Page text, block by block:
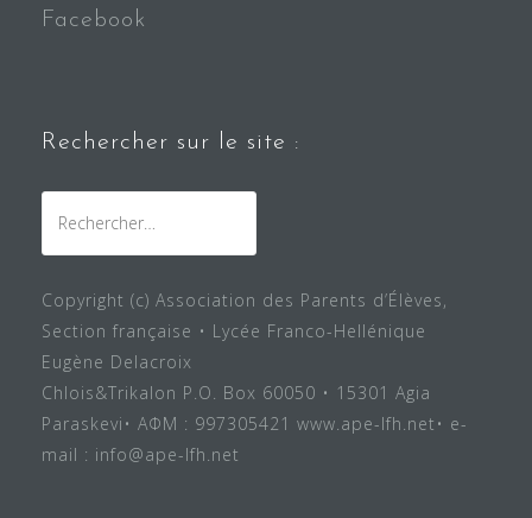
Facebook
Rechercher sur le site :
Copyright (c) Association des Parents d’Élèves,
Section française • Lycée Franco-Hellénique
Eugène Delacroix
Chlois&Trikalon P.O. Box 60050 • 15301 Agia
Paraskevi• ΑΦΜ : 997305421 www.ape-lfh.net• e-
mail : info@ape-lfh.net